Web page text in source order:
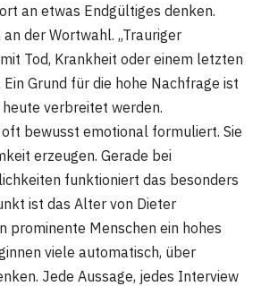
an etwas Endgültiges denken.
der Wortwahl. „Trauriger
Tod, Krankheit oder einem letzten
Grund für die hohe Nachfrage ist
verbreitet werden.
bewusst emotional formuliert. Sie
erzeugen. Gerade bei
funktioniert das besonders
ist das Alter von Dieter
prominente Menschen ein hohes
viele automatisch, über
Jede Aussage, jedes Interview